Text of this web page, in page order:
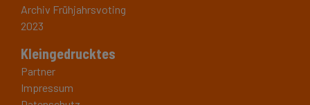
Archiv Frühjahrsvoting
2023
Kleingedrucktes
Partner
Impressum